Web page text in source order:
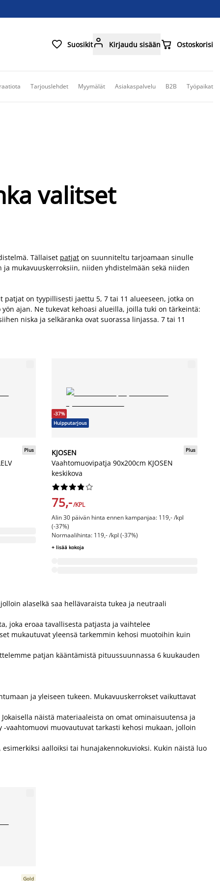
 Suosikit Kirjaudu sisään Ostoskorisi
Tarjouslehdet Myymälät Asiakaspalvelu B2B Työpaikat
valitset
Tällaiset patjat on suunniteltu tarjoamaan sinulle
mukavuuskerroksiin, niiden yhdistelmään sekä niiden
on tyypillisesti jaettu 5, 7 tai 11 alueeseen, jotka on
ajan. Ne tukevat kehoasi alueilla, joilla tuki on tärkeintä:
niska ja selkäranka ovat suorassa linjassa. 7 tai 11
Plus
-37%
Huipputarjous
KJOSEN
Vaahtomuovipatja 90x200cm KJOSEN
keskikova
Plus






75,-/KPL
Alin 30 päivän hinta ennen kampanjaa: 119,- /kpl
(-37%)
Normaalihinta: 119,- /kpl (-37%)
+ lisää kokoja
alaselkä saa hellävaraista tukea ja neutraali
joka eroaa tavallisesta patjasta ja vaihtelee
mukautuvat yleensä tarkemmin kehosi muotoihin kuin
patjan kääntämistä pituussuunnassa 6 kuukauden
ja yleiseen tukeen. Mukavuuskerrokset vaikuttavat
näistä materiaaleista on omat ominaisuutensa ja
vaahtomuovi muovautuvat tarkasti kehosi mukaan, jolloin
aalloiksi tai hunajakennokuvioksi. Kukin näistä luo
Gold